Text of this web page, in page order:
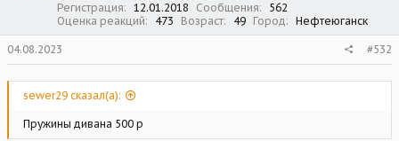
Регистрация 12.01.2018 Сообщения
562
Оценка реакций
473 Возраст 49 Город Нефтеюганск
04.08.2023 #532
sewer29 сказал(а):
Пружины дивана 500 р